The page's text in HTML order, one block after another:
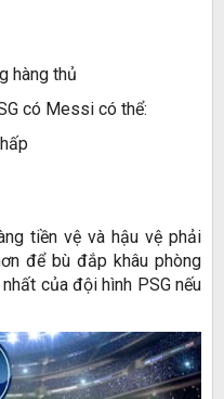
hàng thủ
có Messi có thể:
tiền vệ và hậu vệ phải
để bù đắp khâu phòng
của đội hình PSG nếu